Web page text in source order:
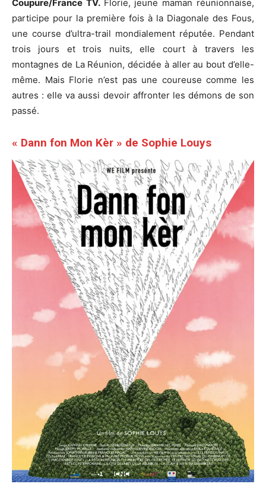
Coupure/France TV. Florie, jeune maman réunionnaise,
participe pour la première fois à la Diagonale des Fous,
une course d’ultra-trail mondialement réputée. Pendant
trois jours et trois nuits, elle court à travers les
montagnes de La Réunion, décidée à aller au bout d’elle-
même. Mais Florie n’est pas une coureuse comme les
autres : elle va aussi devoir affronter les démons de son
passé.
« Dann fon Mon Kèr » de Sophie Louys